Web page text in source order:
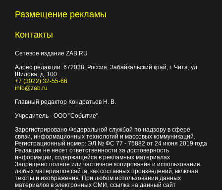
Размещение рекламы
Контакты
Сетевое издание ZAB.RU
Адрес редакции: 672038, Россия, Забайкальский край, г. Чита, ул.
Шилова, д. 100
+7 (3022) 32-55-66
info@zab.ru
Главный редактор Кондратьев Н. В.
Учредитель - ООО "Событие"
Зарегистрировано Федеральной службой по надзору в сфере
связи, информационных технологий и массовых коммуникаций.
Регистрационный номер: ЭЛ № ФС 77 - 75882 от 24 июня 2019 года
Редакция не несет ответственности за достоверность
информации, содержащейся в рекламных материалах
Запрещено полное или частичное копирование и использование
любых материалов сайта, как составных произведений, включая
тексты и изображения. При любом использовании данных
материалов в электронных СМИ, ссылка на данный сайт